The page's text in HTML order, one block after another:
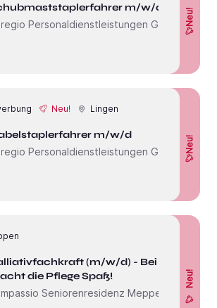
m/w/d
Personaldienstleistungen GmbH
Neu!
Neu! Lingen
m/w/d
Personaldienstleistungen GmbH
Neu!
(m/w/d) - Bei uns
die Pflege Spaß!
Seniorenresidenz Meppen
Neu!